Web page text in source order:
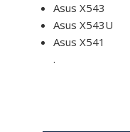
Asus X543
Asus X543U
Asus X541
.